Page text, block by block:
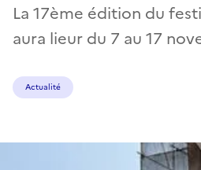
La 17ème édition du
aura lieur du 7 au 17
Actualité